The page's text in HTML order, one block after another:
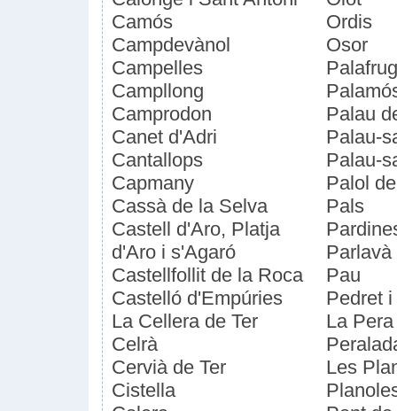
Camós
Campdevànol
Campelles
Campllong
Camprodon
Canet d'Adri
Cantallops
Capmany
Cassà de la Selva
Castell d'Aro, Platja
d'Aro i s'Agaró
Castellfollit de la Roca
Castelló d'Empúries
La Cellera de Ter
Celrà
Cervià de Ter
Cistella
Ordis
Osor
Palau
Palau-
Palau-
Palol
Pals
Parlavà
Pau
Pedret
La Pera
Les